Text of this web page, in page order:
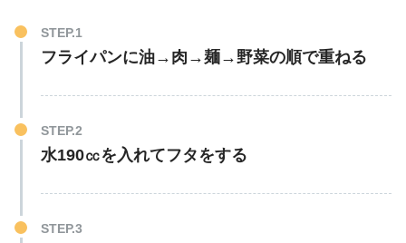
フライパンに油→肉→麺→野菜の順で重ねる
水190㏄を入れてフタをする